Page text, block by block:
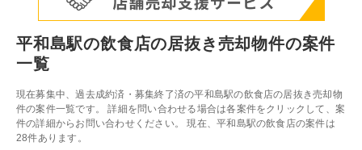
平和島駅の飲食店の居抜き売却物件の案件
一覧
現在募集中、過去成約済・募集終了済の平和島駅の飲食店の居抜き売却物
件の案件一覧です。 詳細を問い合わせる場合は各案件をクリックして、案
件の詳細からお問い合わせください。 現在、平和島駅の飲食店の案件は
28件あります。